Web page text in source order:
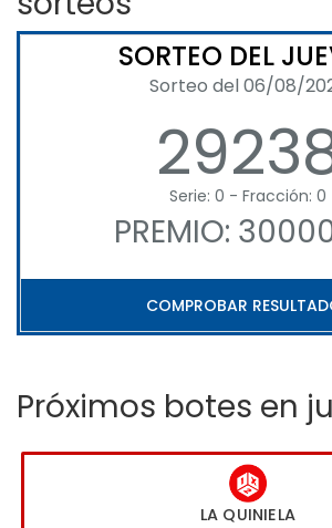
SORTEO DEL
Sorteo del 06/08/
Serie: 0 - Fracción: 0
PREMIO:
COMPROBAR
Próximos botes en
LA QUINIELA